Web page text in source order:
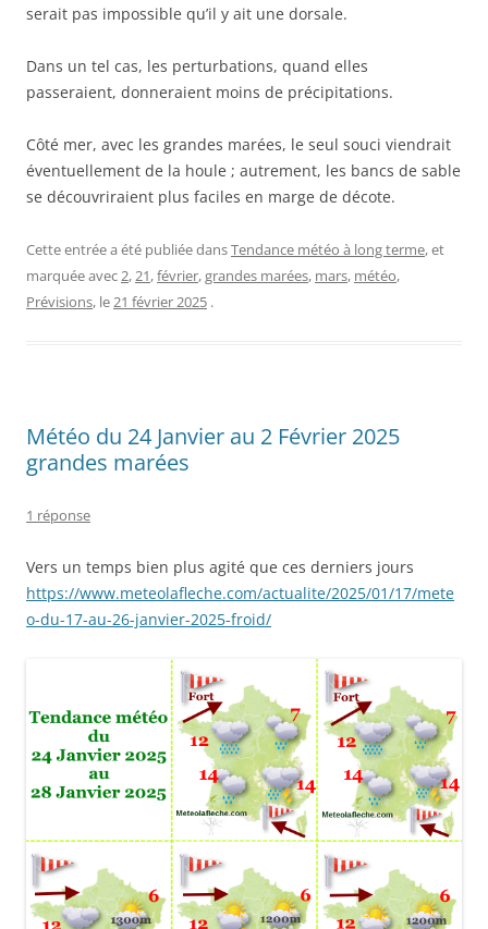
serait pas impossible qu’il y ait une dorsale.
Dans un tel cas, les perturbations, quand elles
passeraient, donneraient moins de précipitations.
Côté mer, avec les grandes marées, le seul souci viendrait
éventuellement de la houle ; autrement, les bancs de sable
se découvriraient plus faciles en marge de décote.
Cette entrée a été publiée dansTendance météo à long terme, et
marquée avec2,21,février,grandes marées, mars, météo,
Prévisions, le21 février 2025 .
Météo du 24 Janvier au 2 Février 2025
grandes marées
1 réponse
Vers un temps bien plus agité que ces derniers jours
https://www.meteolafleche.com/actualite/2025/01/17/mete
o-du-17-au-26-janvier-2025-froid/